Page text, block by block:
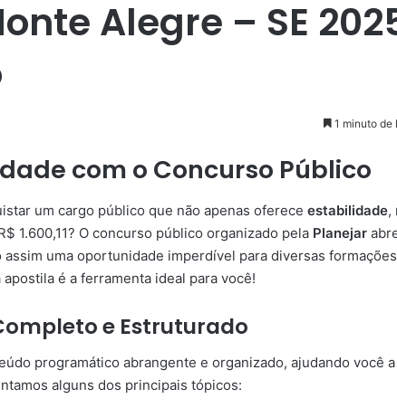
Alegre – SE
1 minuto de
com o Concurso Público
um cargo público que não apenas oferece estabilidade,
1.600,11? O concurso público organizado pela Planejar
assim uma oportunidade imperdível para diversas
é a ferramenta ideal para você!
e Estruturado
programático abrangente e organizado, ajudando você a
alguns dos principais tópicos: